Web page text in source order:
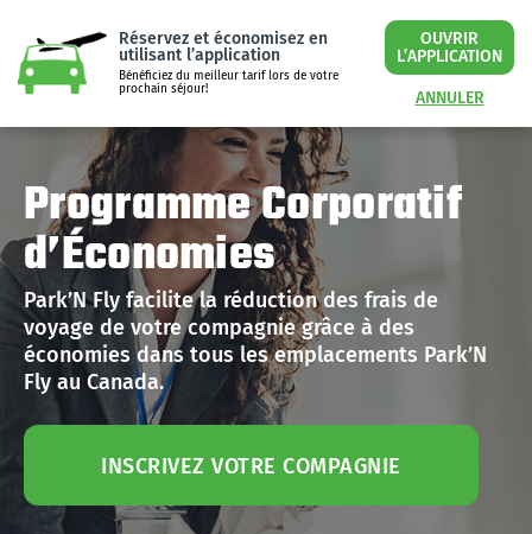
Réservez et économisez en
utilisant l’application
Bénéficiez du meilleur tarif lors de votre
prochain séjour!
OUVRIR
L’APPLICATION
ANNULER
Programme Corporatif
d’Économies
Park’N Fly facilite la réduction des frais de
voyage de votre compagnie grâce à des
économies dans tous les emplacements Park’N
Fly au Canada.
INSCRIVEZ VOTRE COMPAGNIE